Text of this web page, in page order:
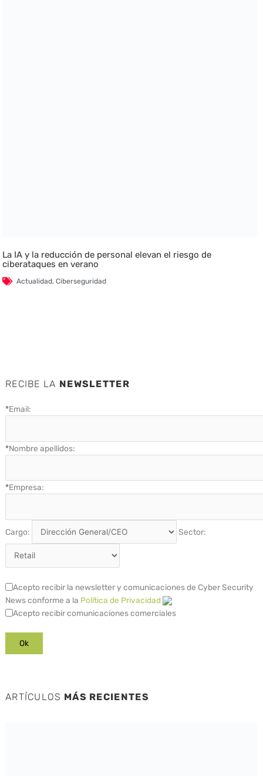
La IA y la reducción de personal elevan el riesgo de
ciberataques en verano
Actualidad,Ciberseguridad
RECIBE LA NEWSLETTER
*Email:
*Nombre apellidos:
*Empresa:
Cargo: Sector:
Acepto recibir la newsletter y comunicaciones de Cyber Security
News conforme a la Política de Privacidad
Acepto recibir comunicaciones comerciales
ARTÍCULOS MÁS RECIENTES